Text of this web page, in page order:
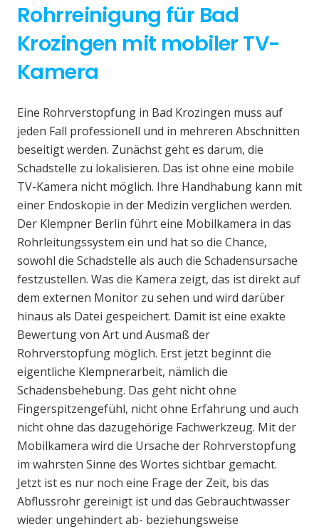
Rohrreinigung für Bad
Krozingen mit mobiler TV-
Kamera
Eine Rohrverstopfung in Bad Krozingen muss auf
jeden Fall professionell und in mehreren Abschnitten
beseitigt werden. Zunächst geht es darum, die
Schadstelle zu lokalisieren. Das ist ohne eine mobile
TV-Kamera nicht möglich. Ihre Handhabung kann mit
einer Endoskopie in der Medizin verglichen werden.
Der Klempner Berlin führt eine Mobilkamera in das
Rohrleitungssystem ein und hat so die Chance,
sowohl die Schadstelle als auch die Schadensursache
festzustellen. Was die Kamera zeigt, das ist direkt auf
dem externen Monitor zu sehen und wird darüber
hinaus als Datei gespeichert. Damit ist eine exakte
Bewertung von Art und Ausmaß der
Rohrverstopfung möglich. Erst jetzt beginnt die
eigentliche Klempnerarbeit, nämlich die
Schadensbehebung. Das geht nicht ohne
Fingerspitzengefühl, nicht ohne Erfahrung und auch
nicht ohne das dazugehörige Fachwerkzeug. Mit der
Mobilkamera wird die Ursache der Rohrverstopfung
im wahrsten Sinne des Wortes sichtbar gemacht.
Jetzt ist es nur noch eine Frage der Zeit, bis das
Abflussrohr gereinigt ist und das Gebrauchtwasser
wieder ungehindert ab- beziehungsweise